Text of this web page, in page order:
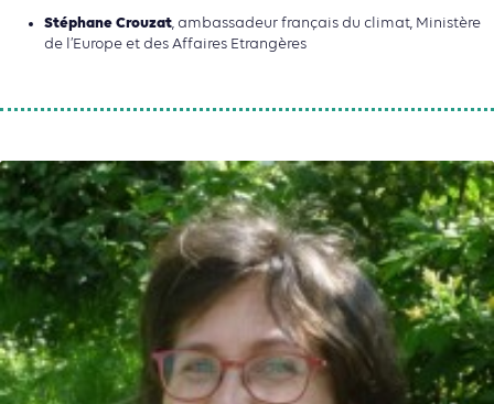
Stéphane Crouzat, ambassadeur français du climat, Ministère
de l’Europe et des Affaires Etrangères